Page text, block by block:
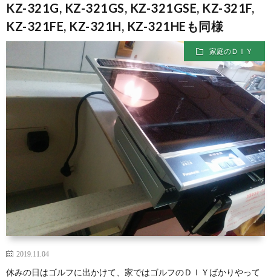
KZ-321G, KZ-321GS, KZ-321GSE, KZ-321F,
KZ-321FE, KZ-321H, KZ-321HEも同様
家庭のＤＩＹ
2019.11.04
休みの日はゴルフに出かけて、家ではゴルフのＤＩＹばかりやって